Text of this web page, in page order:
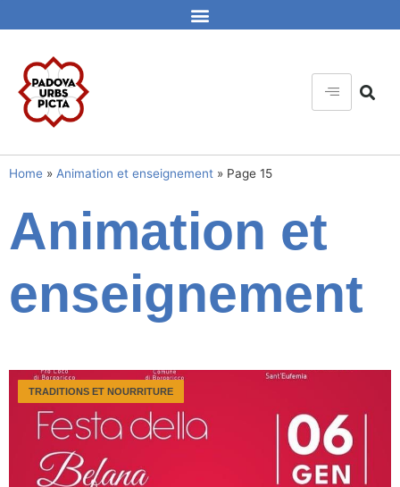
Home » Animation et enseignement » Page 15
Animation et
enseignement
TRADITIONS ET NOURRITURE